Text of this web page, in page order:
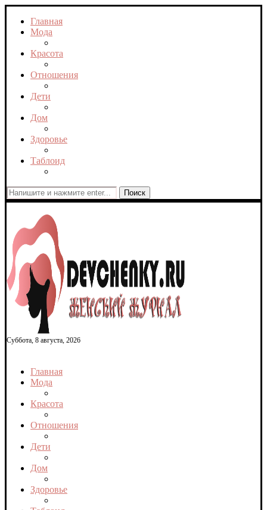
Главная
Мода
Красота
Отношения
Дети
Дом
Здоровье
Таблоид
Поиск
Суббота, 8 августа, 2026
Главная
Мода
Красота
Отношения
Дети
Дом
Здоровье